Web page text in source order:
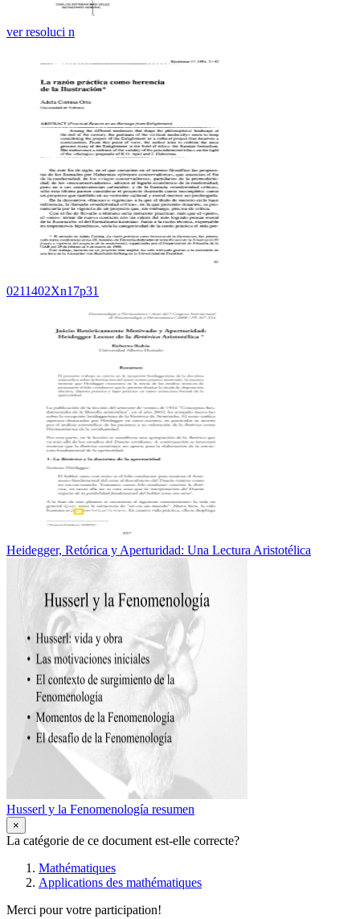
ver resoluci n
0211402Xn17p31
Heidegger, Retórica y Aperturidad: Una Lectura Aristotélica
Husserl y la Fenomenología resumen
×
La catégorie de ce document est-elle correcte?
Mathématiques
Applications des mathématiques
Merci pour votre participation!